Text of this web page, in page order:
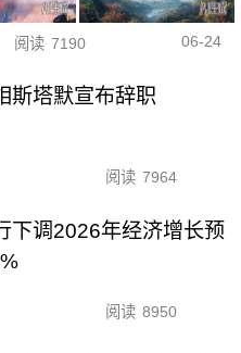
阅读 7190 06-24
斯塔默宣布辞职
阅读 7964
下调2026年经济增长预
阅读 8950